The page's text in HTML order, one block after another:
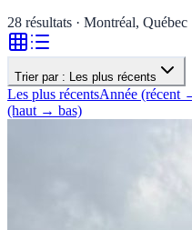
28 résultats · Montréal, Québec
Trier par : Les plus récents
Les plus récentsAnnée (récent
(haut → bas)